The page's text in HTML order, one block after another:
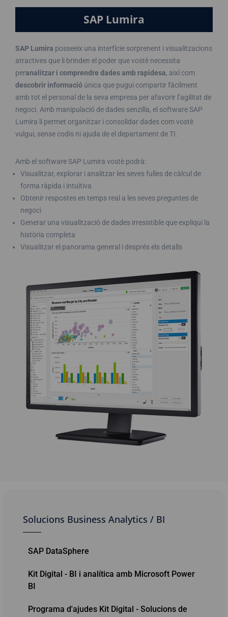
SAP Lumira
SAP Lumira posseeix una interfície sorprenent i visualitzacions
atractives que li brinden el poder que vostè necessita
peranalitzar i comprendre dades amb rapidesa, així com
descobrir informació única que pugui compartir fàcilment
amb tot el personal de la seva empresa per afavorir l’agilitat de
negoci. Amb manipulació de dades senzilla, el software SAP
Lumira li permet organitzar i consolidar dades com vostè
vulgui, sense codis ni ajuda de el departament de TI.
Amb el software SAP Lumira vostè podrà:
Visualitzar, explorar i analitzar les seves fulles de càlcul de
forma ràpida i intuïtiva
Obtenir respostes en temps real a les seves preguntes de
negoci
Generar una visualització de dades irresistible que expliqui la
història completa
Visualitzar el panorama general i després els detalls
Solucions Business Analytics / BI
SAP DataSphere
Kit Digital - BI i analítica amb Microsoft Power
BI
Programa d'ajudes Kit Digital - Solucions de